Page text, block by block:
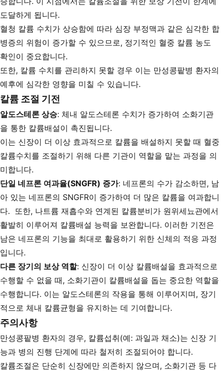
도달하게 됩니다.
혈청 칼륨 수치가 상승함에 따라 심장 부정맥과 같은 심각한 합
병증의 위험이 증가할 수 있으므로, 정기적인 혈중 칼륨 농도
확인이 중요합니다.
또한, 칼륨 수치를 관리하지 못할 경우 이는 만성콩팥병 환자의
예후에 심각한 영향을 미칠 수 있습니다.
칼륨 조절 기전
알도스테론 상승: 체내 알도스테론 수치가 증가하여 소화기관
을 통한 칼륨배설이 촉진됩니다.
이는 신장이 더 이상 효과적으로 칼륨을 배설하지 못할 때 혈중
칼륨수치를 조절하기 위해 다른 기관이 역할을 맡는 과정을 의
미합니다.
단일 네프론 여과율(SNGFR) 증가: 네프론의 수가 감소하면, 남
아 있는 네프론의 SNGFR이 증가하여 더 많은 칼륨을 여과합니
다. 또한, 나트륨 재흡수와 연계된 칼륨분비가 원위세뇨관에서
활발히 이루어져 칼륨배설 능력을 보완합니다. 이러한 기전은
남은 네프론의 기능을 최대로 활용하기 위한 신체의 적응 과정
입니다.
다른 장기의 보상 역할: 신장이 더 이상 칼륨배설을 효과적으로
수행할 수 없을 때, 소화기관이 칼륨배설을 돕는 중요한 역할을
수행합니다. 이는 알도스테론의 작용을 통해 이루어지며, 장기
적으로 체내 칼륨균형을 유지하는 데 기여합니다.
주의사항
만성콩팥병 환자의 경우, 칼륨섭취(예: 과일과 채소)는 신장 기
능과 병의 진행 단계에 따라 철저히 조절되어야 합니다.
칼륨조절은 단순히 신장에만 의존하지 않으며, 소화기관 등 다